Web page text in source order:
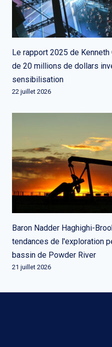
Le rapport 2025 de
de 20 millions de dollars
sensibilisation
22 juillet 2026
Baron Nadder Haghighi-
tendances de l'exploration
bassin de Powder River
21 juillet 2026